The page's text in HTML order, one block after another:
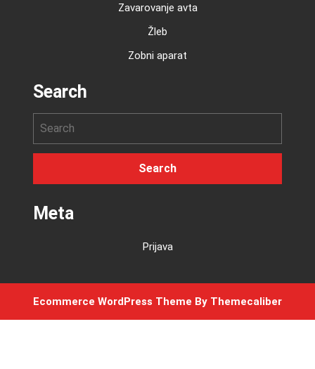
Zavarovanje avta
Žleb
Zobni aparat
Search
Meta
Prijava
Ecommerce WordPress Theme By Themecaliber